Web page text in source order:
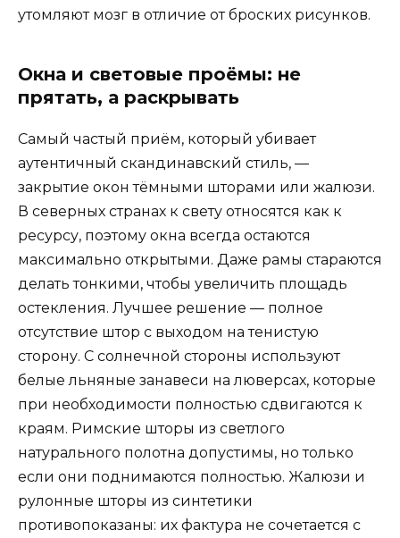
утомляют мозг в отличие от броских рисунков.
Окна и световые проёмы: не
прятать, а раскрывать
Самый частый приём, который убивает
аутентичный скандинавский стиль, —
закрытие окон тёмными шторами или жалюзи.
В северных странах к свету относятся как к
ресурсу, поэтому окна всегда остаются
максимально открытыми. Даже рамы стараются
делать тонкими, чтобы увеличить площадь
остекления. Лучшее решение — полное
отсутствие штор с выходом на тенистую
сторону. С солнечной стороны используют
белые льняные занавеси на люверсах, которые
при необходимости полностью сдвигаются к
краям. Римские шторы из светлого
натурального полотна допустимы, но только
если они поднимаются полностью. Жалюзи и
рулонные шторы из синтетики
противопоказаны: их фактура не сочетается с